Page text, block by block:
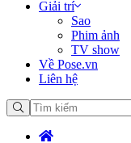
Giải trí
Sao
Phim ảnh
TV show
Về Pose.vn
Liên hệ